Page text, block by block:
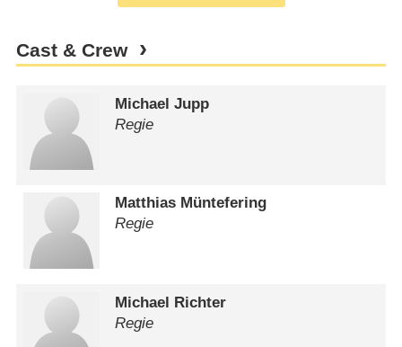
Cast & Crew
Michael Jupp
Regie
Matthias Müntefering
Regie
Michael Richter
Regie